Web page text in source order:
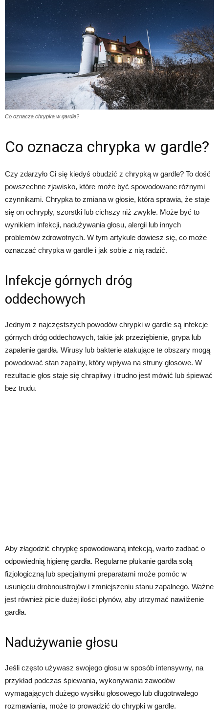
Co oznacza chrypka w gardle?
Co oznacza chrypka w gardle?
Czy zdarzyło Ci się kiedyś obudzić z chrypką w gardle? To dość
powszechne zjawisko, które może być spowodowane różnymi
czynnikami. Chrypka to zmiana w głosie, która sprawia, że staje
się on ochrypły, szorstki lub cichszy niż zwykle. Może być to
wynikiem infekcji, nadużywania głosu, alergii lub innych
problemów zdrowotnych. W tym artykule dowiesz się, co może
oznaczać chrypka w gardle i jak sobie z nią radzić.
Infekcje górnych dróg
oddechowych
Jednym z najczęstszych powodów chrypki w gardle są infekcje
górnych dróg oddechowych, takie jak przeziębienie, grypa lub
zapalenie gardła. Wirusy lub bakterie atakujące te obszary mogą
powodować stan zapalny, który wpływa na struny głosowe. W
rezultacie głos staje się chrapliwy i trudno jest mówić lub śpiewać
bez trudu.
Aby złagodzić chrypkę spowodowaną infekcją, warto zadbać o
odpowiednią higienę gardła. Regularne płukanie gardła solą
fizjologiczną lub specjalnymi preparatami może pomóc w
usunięciu drobnoustrojów i zmniejszeniu stanu zapalnego. Ważne
jest również picie dużej ilości płynów, aby utrzymać nawilżenie
gardła.
Nadużywanie głosu
Jeśli często używasz swojego głosu w sposób intensywny, na
przykład podczas śpiewania, wykonywania zawodów
wymagających dużego wysiłku głosowego lub długotrwałego
rozmawiania, może to prowadzić do chrypki w gardle.